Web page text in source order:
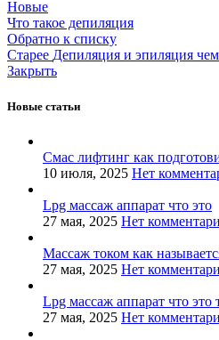
Новые
Что такое депиляция
Обратно к списку
Старее Депиляция и эпиляция чем
Закрыть
Новые статьи
Смас лифтинг как
10 июля, 2025 Нет
Lpg массаж аппарат что это
27 мая, 2025 Нет
Массаж током как
27 мая, 2025 Нет
Lpg массаж аппарат что это
27 мая, 2025 Нет